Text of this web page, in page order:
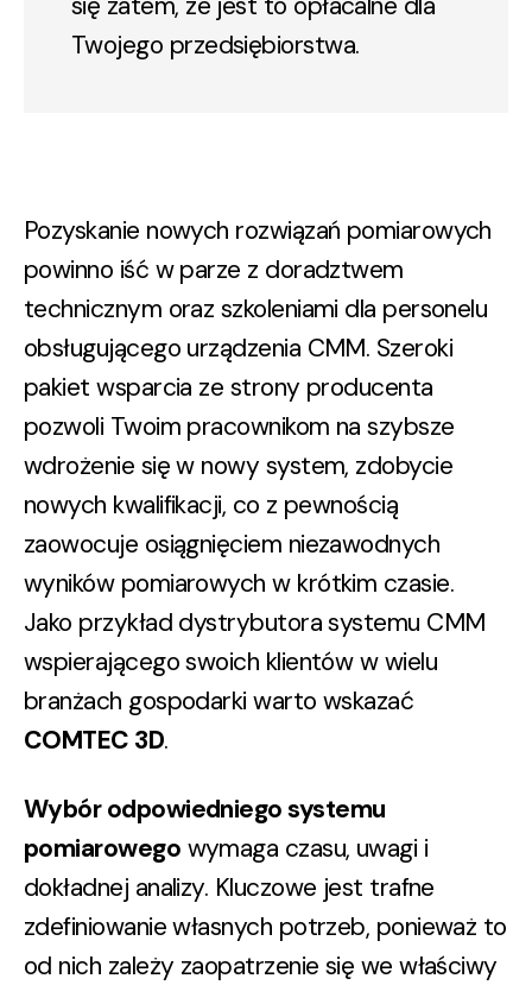
Twojego przedsiębiorstwa.
Pozyskanie nowych rozwiązań pomiarowych
powinno iść w parze z doradztwem
technicznym oraz szkoleniami dla personelu
obsługującego urządzenia CMM. Szeroki
pakiet wsparcia ze strony producenta
pozwoli Twoim pracownikom na szybsze
wdrożenie się w nowy system, zdobycie
nowych kwalifikacji, co z pewnością
zaowocuje osiągnięciem niezawodnych
wyników pomiarowych w krótkim czasie.
Jako przykład dystrybutora systemu CMM
wspierającego swoich klientów w wielu
branżach gospodarki warto wskazać
COMTEC 3D.
Wybór odpowiedniego systemu
pomiarowego wymaga czasu, uwagi i
dokładnej analizy. Kluczowe jest trafne
zdefiniowanie własnych potrzeb, ponieważ to
od nich zależy zaopatrzenie się we właściwy